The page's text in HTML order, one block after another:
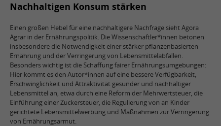
Nachhaltigen Konsum stärken
Einen großen Hebel für eine nachhaltigere Nachfrage sieht Agora
Agrar in der Ernährungspolitik. Die Wissenschaftler*innen betonen
insbesondere die Notwendigkeit einer stärker pflanzenbasierten
Ernährung und der Verringerung von Lebensmittelabfällen.
Besonders wichtig ist die Schaffung fairer Ernährungsumgebungen:
Hier kommt es den Autor*innen auf eine bessere Verfügbarkeit,
Erschwinglichkeit und Attraktivität gesunder und nachhaltiger
Lebensmittel an, etwa durch eine Reform der Mehrwertsteuer, die
Einführung einer Zuckersteuer, die Regulierung von an Kinder
gerichtete Lebensmittelwerbung und Maßnahmen zur Verringerung
von Ernährungsarmut.